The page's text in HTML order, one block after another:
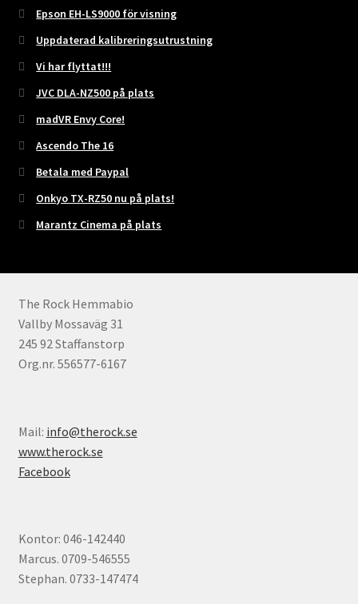
Epson EH-LS9000 för visning
Uppdaterad kalibreringsutrustning
Vi har flyttat!!!
JVC DLA-NZ500 på plats
madVR Envy Core!
Ascendo The 16
Betala med Paypal
Onkyo TX-RZ50 nu på plats!
Marantz Cinema på plats
The Rock Hemmabio
Vallby Mossaväg 31
245 92 Staffanstorp
Org.nr. 556577-6167
Mail: info@therock.se
www.therock.se
Facebook
Kontor: 046-142440
Marcus. 0709-546555
Stephan. 0733-147474